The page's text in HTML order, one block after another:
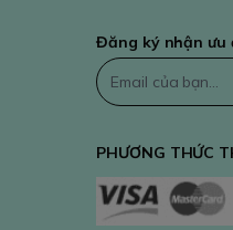
Đăng ký nhận ưu
PHƯƠNG THỨC